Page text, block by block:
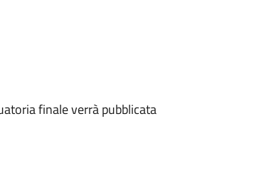
finale verrà pubblicata